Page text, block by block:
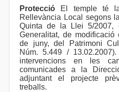
Protecció El temple té
Rellevància Local segons
Quinta de la Llei 5/
Generalitat, de
de juny, del Patrimoni
Núm. 5.449 /
intervencions en les
comunicades a la
adjuntant el projecte
treballs.